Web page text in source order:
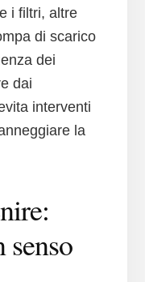
i filtri, altre
di scarico
dei
dai
interventi
la
senso